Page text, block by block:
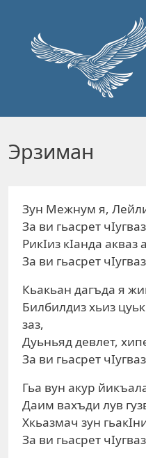
Эрзиман
Зун Межнум я,
За ви гьасрет
РикIиз кIанда акваз
За ви гьасрет
Кьакьан дагъда я
Билбилдиз хьиз
заз,
Дуьньяд девлет,
За ви гьасрет
Гьа вун акур
Даим вахъди лув
Хкьазмач зун
За ви гьасрет